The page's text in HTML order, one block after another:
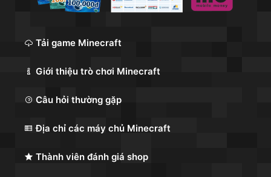
Tải game Minecraft
Giới thiệu trò chơi Minecraft
Câu hỏi thường gặp
Địa chỉ các máy chủ Minecraft
Thành viên đánh giá shop